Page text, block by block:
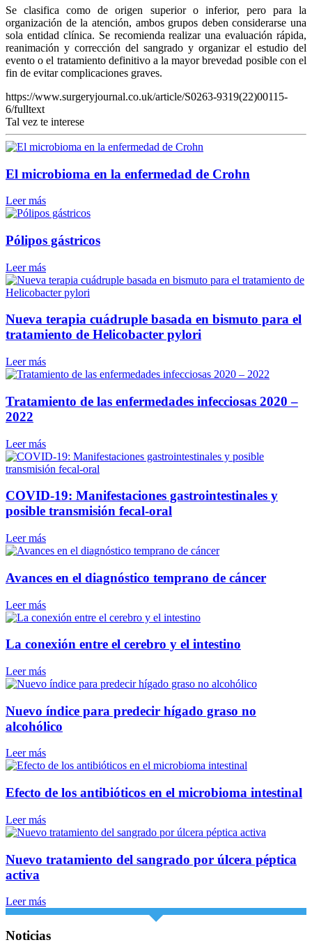
Se clasifica como de origen superior o inferior, pero para la
organización de la atención, ambos grupos deben considerarse una
sola entidad clínica. Se recomienda realizar una evaluación rápida,
reanimación y corrección del sangrado y organizar el estudio del
evento o el tratamiento definitivo a la mayor brevedad posible con el
fin de evitar complicaciones graves.
https://www.surgeryjournal.co.uk/article/S0263-9319(22)00115-
6/fulltext
Tal vez te interese
El microbioma en la enfermedad de Crohn
Leer más
Pólipos gástricos
Leer más
Nueva terapia cuádruple basada en bismuto para el
tratamiento de Helicobacter pylori
Leer más
Tratamiento de las enfermedades infecciosas 2020 –
2022
Leer más
COVID-19: Manifestaciones gastrointestinales y
posible transmisión fecal-oral
Leer más
Avances en el diagnóstico temprano de cáncer
Leer más
La conexión entre el cerebro y el intestino
Leer más
Nuevo índice para predecir hígado graso no
alcohólico
Leer más
Efecto de los antibióticos en el microbioma intestinal
Leer más
Nuevo tratamiento del sangrado por úlcera péptica
activa
Leer más
Noticias